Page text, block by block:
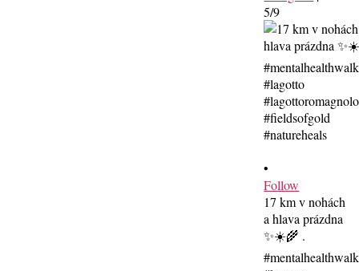
5/9
•
Follow
17 km v nohách
a hlava prázdna
✨☀️🌾 .
#mentalhealthwalk